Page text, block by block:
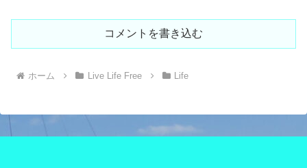
コメントを書き込む
ホーム Live Life Free Life